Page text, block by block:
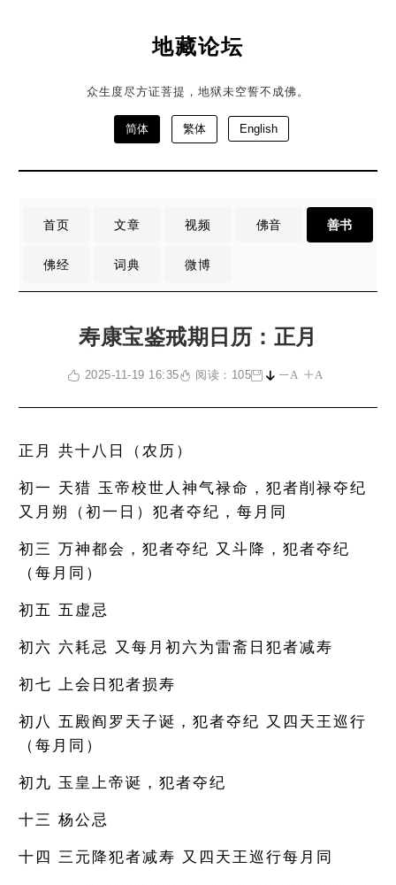
地藏论坛
众生度尽方证菩提，地狱未空誓不成佛。
简体 繁体 English
首页 文章 视频 佛音 善书
佛经 词典 微博
寿康宝鉴戒期日历：正月
2025-11-19 16:35 阅读：105 A A
正月 共十八日（农历）
初一 天猎 玉帝校世人神气禄命，犯者削禄夺纪
又月朔（初一日）犯者夺纪，每月同
初三 万神都会，犯者夺纪 又斗降，犯者夺纪
（每月同）
初五 五虚忌
初六 六耗忌 又每月初六为雷斋日犯者减寿
初七 上会日犯者损寿
初八 五殿阎罗天子诞，犯者夺纪 又四天王巡行
（每月同）
初九 玉皇上帝诞，犯者夺纪
十三 杨公忌
十四 三元降犯者减寿 又四天王巡行每月同